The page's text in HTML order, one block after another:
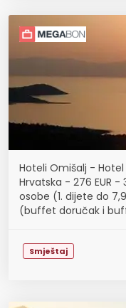
Hoteli Omišalj -
Hrvatska - 276 EUR
osobe (1. dijete do
(buffet doručak i
Smještaj